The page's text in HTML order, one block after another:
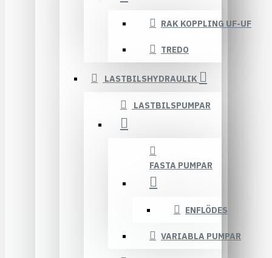
RAK KOPPLING UF-UF
TREDO
LASTBILSHYDRAULIK
LASTBILSPUMPAR
FASTA PUMPAR
ENFLÖDES
VARIABLA PUMPAR